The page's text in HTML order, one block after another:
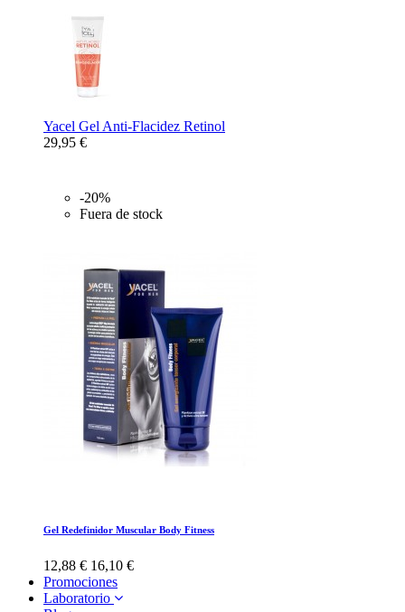
Yacel Gel Anti-Flacidez Retinol
29,95 €
-20%
Fuera de stock
Gel Redefinidor Muscular Body Fitness
12,88 € 16,10 €
Promociones
Laboratorio